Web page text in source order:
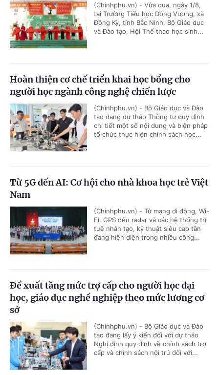
(Chinhphu.vn) - Vừa qua, ngày 1/8,
tại Trường Tiểu học Đồng Vương, xã
Đồng Kỳ, tỉnh Bắc Ninh, Bộ Giáo dục
và Đào tạo, Hội Thể thao học sinh...
Hoàn thiện cơ chế triển khai học bổng cho
người học ngành công nghệ chiến lược
(Chinhphu.vn) - Bộ Giáo dục và Đào
tạo đang dự thảo Thông tư quy định
chi tiết một số nội dung và biện pháp
tổ chức thực hiện chính sách học...
Từ 5G đến AI: Cơ hội cho nhà khoa học trẻ Việt
Nam
(Chinhphu.vn) - Từ mạng di động, Wi-
Fi, GPS đến radar và các hệ thống trí
tuệ nhân tạo, kỹ thuật siêu cao tần
đang hiện diện trong nhiều công...
Đề xuất tăng mức trợ cấp cho người học đại
học, giáo dục nghề nghiệp theo mức lương cơ
sở
(Chinhphu.vn) - Bộ Giáo dục và Đào
tạo đang lấy ý kiến đối với dự thảo
Nghị định quy định về chính sách trợ
cấp và chính sách nội trú đối với...